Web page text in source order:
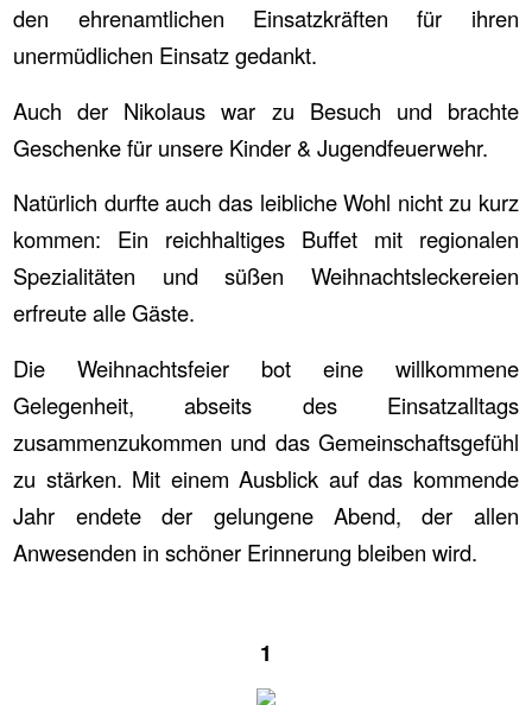
den ehrenamtlichen Einsatzkräften für ihren
unermüdlichen Einsatz gedankt.
Auch der Nikolaus war zu Besuch und brachte
Geschenke für unsere Kinder & Jugendfeuerwehr.
Natürlich durfte auch das leibliche Wohl nicht zu kurz
kommen: Ein reichhaltiges Buffet mit regionalen
Spezialitäten und süßen Weihnachtsleckereien
erfreute alle Gäste.
Die Weihnachtsfeier bot eine willkommene
Gelegenheit, abseits des Einsatzalltags
zusammenzukommen und das Gemeinschaftsgefühl
zu stärken. Mit einem Ausblick auf das kommende
Jahr endete der gelungene Abend, der allen
Anwesenden in schöner Erinnerung bleiben wird.
1